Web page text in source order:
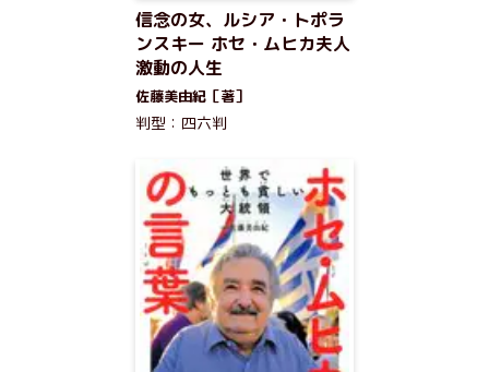
信念の女、ルシア・トポラ
ンスキー ホセ・ムヒカ夫人
激動の人生
佐藤美由紀［著］
判型：四六判